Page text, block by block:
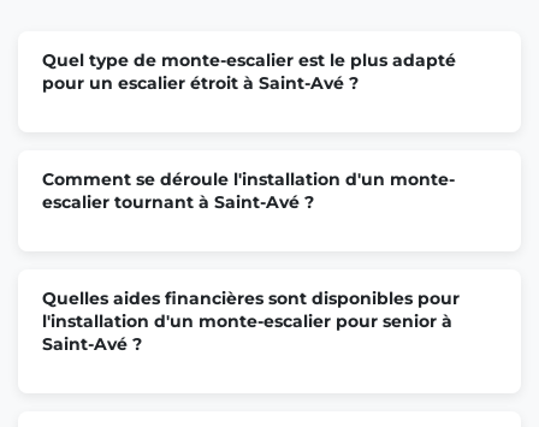
Quel type de monte-escalier est le plus adapté
pour un escalier étroit à Saint-Avé ?
Comment se déroule l'installation d'un monte-
escalier tournant à Saint-Avé ?
Quelles aides financières sont disponibles pour
l'installation d'un monte-escalier pour senior à
Saint-Avé ?